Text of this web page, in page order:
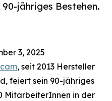
jähriges Bestehen.
3, 2025
, seit 2013 Hersteller
feiert sein 90-jähriges
MitarbeiterInnen in der